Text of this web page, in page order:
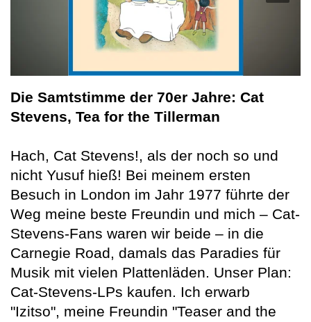
Die Samtstimme der 70er Jahre: Cat
Stevens, Tea for the Tillerman
Hach, Cat Stevens!, als der noch so und
nicht Yusuf hieß! Bei meinem ersten
Besuch in London im Jahr 1977 führte der
Weg meine beste Freundin und mich – Cat-
Stevens-Fans waren wir beide – in die
Carnegie Road, damals das Paradies für
Musik mit vielen Plattenläden. Unser Plan:
Cat-Stevens-LPs kaufen. Ich erwarb
"Izitso", meine Freundin "Teaser and the